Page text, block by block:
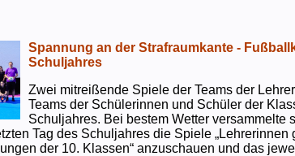
Spannung an der Strafraumkante -
Schuljahres
Zwei mitreißende Spiele der Teams der
Teams der Schülerinnen und Schüler der
Schuljahres. Bei bestem Wetter versammelte
Tag des Schuljahres die Spiele „Lehrerinnen
der 10. Klassen“ anzuschauen und das